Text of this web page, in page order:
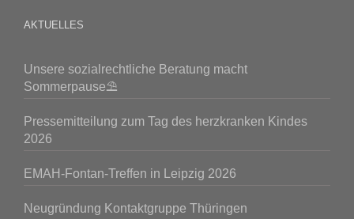
AKTUELLES
Unsere sozialrechtliche Beratung macht
Sommerpause⛱️
Pressemitteilung zum Tag des herzkranken Kindes
2026
EMAH-Fontan-Treffen in Leipzig 2026
Neugründung Kontaktgruppe Thüringen